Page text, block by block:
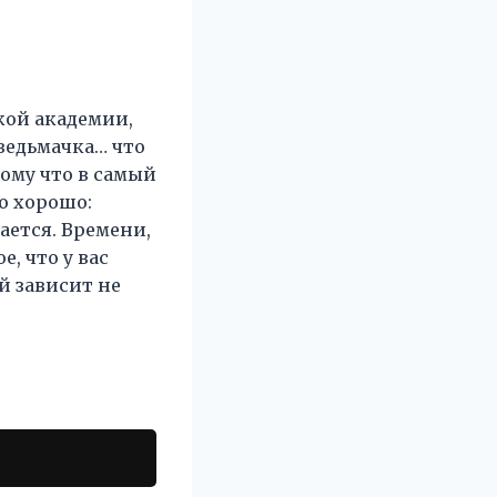
академии,
что
что в самый
хорошо:
Времени,
что у вас
зависит не